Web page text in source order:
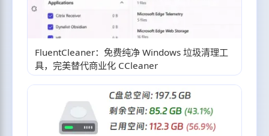
FluentCleaner：免费纯净 Windows 垃圾清理工
具，完美替代商业化 CCleaner